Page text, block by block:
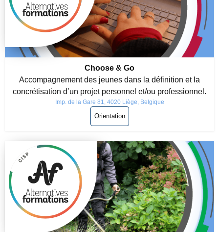
Choose & Go
Accompagnement des jeunes dans la définition et la
concrétisation d’un projet personnel et/ou professionnel.
Imp. de la Gare 81, 4020 Liège, Belgique
Orientation